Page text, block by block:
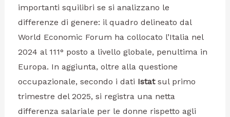
importanti squilibri se si analizzano le
differenze di genere: il quadro delineato dal
World Economic Forum ha collocato l’Italia nel
2024 al 111° posto a livello globale, penultima in
Europa. In aggiunta, oltre alla questione
occupazionale, secondo i dati Istat sul primo
trimestre del 2025, si registra una netta
differenza salariale per le donne rispetto agli